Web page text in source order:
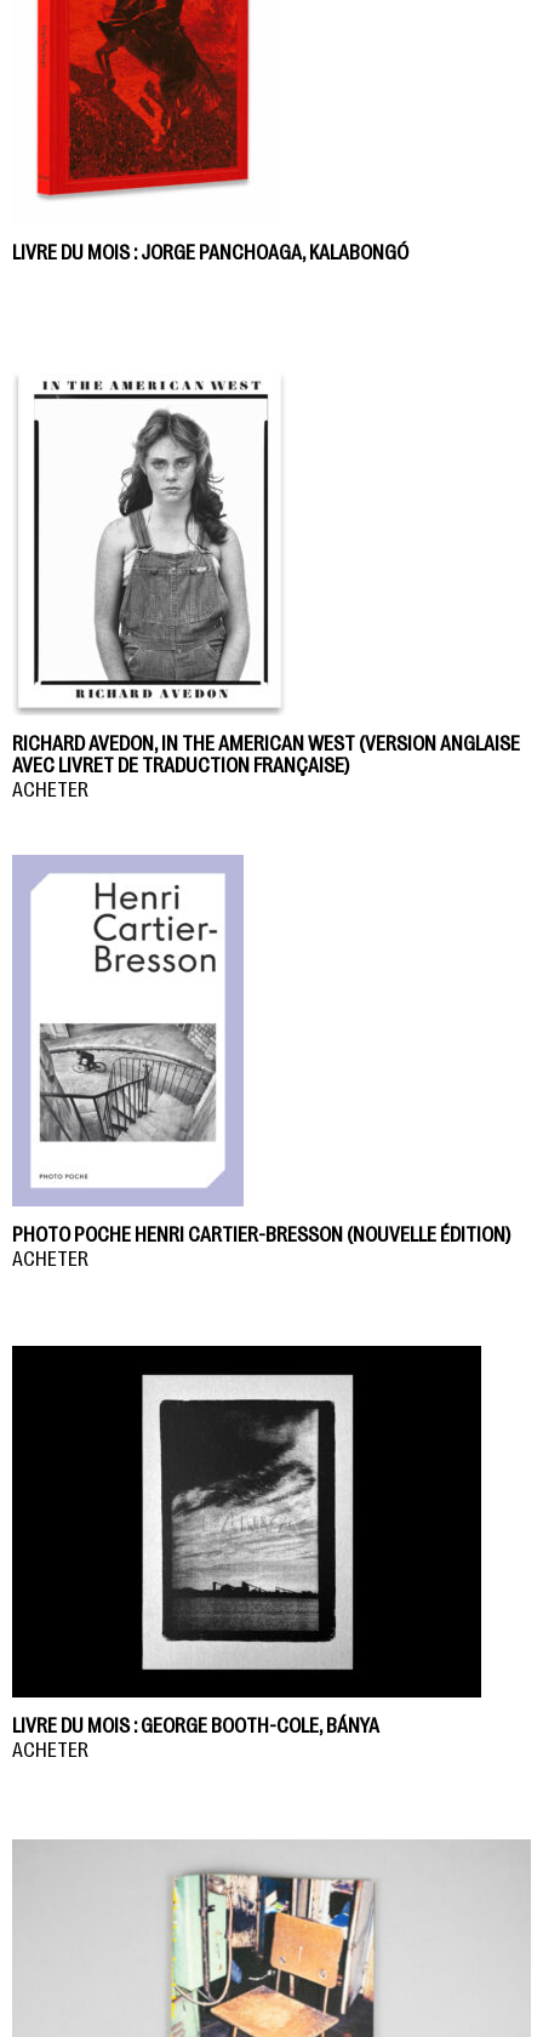
LIVRE DU MOIS : JORGE PANCHOAGA, KALABONGÓ
RICHARD AVEDON, IN THE AMERICAN WEST (VERSION ANGLAISE
AVEC LIVRET DE TRADUCTION FRANÇAISE)
ACHETER
PHOTO POCHE HENRI CARTIER-BRESSON (NOUVELLE ÉDITION)
ACHETER
LIVRE DU MOIS : GEORGE BOOTH-COLE, BÁNYA
ACHETER